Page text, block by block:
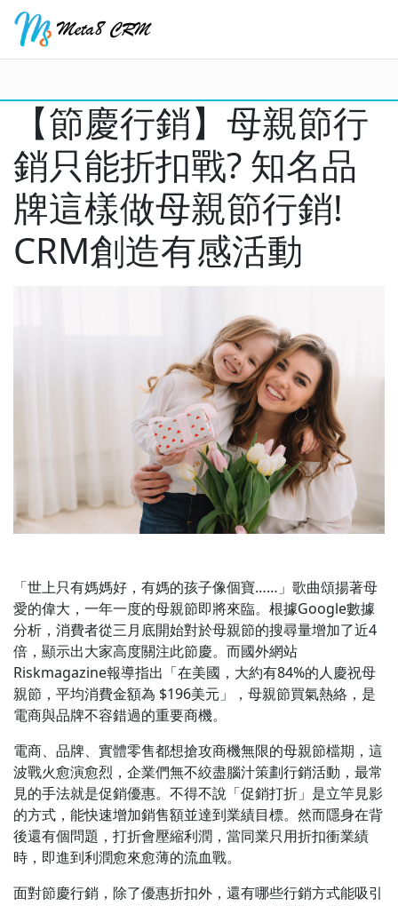
【節慶行銷】母親節行
銷只能折扣戰? 知名品
牌這樣做母親節行銷!
CRM創造有感活動
「世上只有媽媽好，有媽的孩子像個寶……」歌曲頌揚著母
愛的偉大，一年一度的母親節即將來臨。根據Google數據
分析，消費者從三月底開始對於母親節的搜尋量增加了近4
倍，顯示出大家高度關注此節慶。而國外網站
Riskmagazine報導指出「在美國，大約有84%的人慶祝母
親節，平均消費金額為 $196美元」，母親節買氣熱絡，是
電商與品牌不容錯過的重要商機。
電商、品牌、實體零售都想搶攻商機無限的母親節檔期，這
波戰火愈演愈烈，企業們無不絞盡腦汁策劃行銷活動，最常
見的手法就是促銷優惠。不得不說「促銷打折」是立竿見影
的方式，能快速增加銷售額並達到業績目標。然而隱身在背
後還有個問題，打折會壓縮利潤，當同業只用折扣衝業績
時，即進到利潤愈來愈薄的流血戰。
面對節慶行銷，除了優惠折扣外，還有哪些行銷方式能吸引